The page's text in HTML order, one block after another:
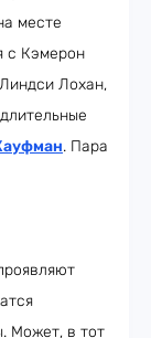
месте
с Кэмерон
Лохан,
. Пара
Может, в тот